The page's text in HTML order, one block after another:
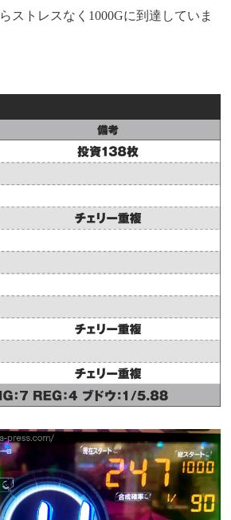
ストレスなく1000Gに到達していま